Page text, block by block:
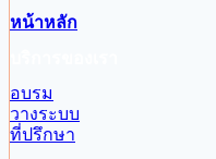
หน้าหลัก
อบรม
วางระบบ
ที่ปรึกษา